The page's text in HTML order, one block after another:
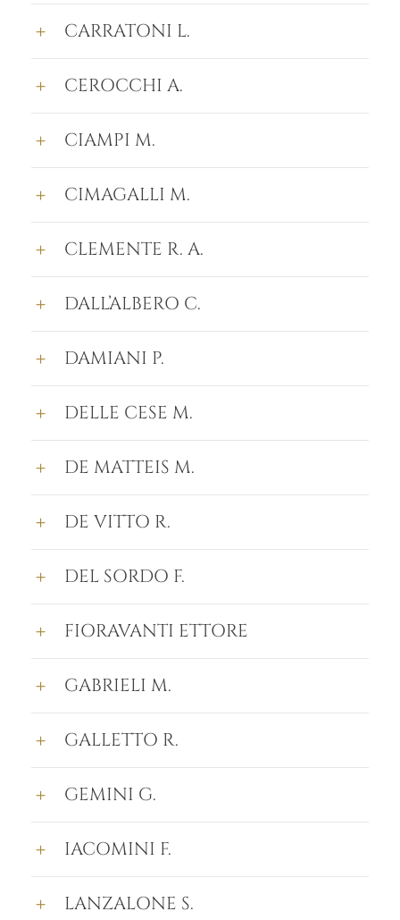
CARRATONI L.
CEROCCHI A.
CIAMPI M.
CIMAGALLI M.
CLEMENTE R. A.
DALL’ALBERO C.
DAMIANI P.
DELLE CESE M.
DE MATTEIS M.
DE VITTO R.
DEL SORDO F.
FIORAVANTI ETTORE
GABRIELI M.
GALLETTO R.
GEMINI G.
IACOMINI F.
LANZALONE S.